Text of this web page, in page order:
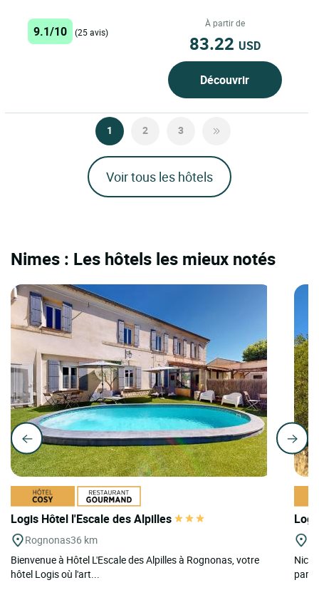
de France, nous...
9.1/10 (25 avis)
À partir de
83.22 USD
Découvrir
1 2 3
Voir tous les hôtels
Nimes : Les hôtels les mieux notés
Logis Hôtel l'Escale des Alpilles
Rognonas36 km
Bienvenue à Hôtel L'Escale des Alpilles à Rognonas, votre
hôtel Logis où l'art...